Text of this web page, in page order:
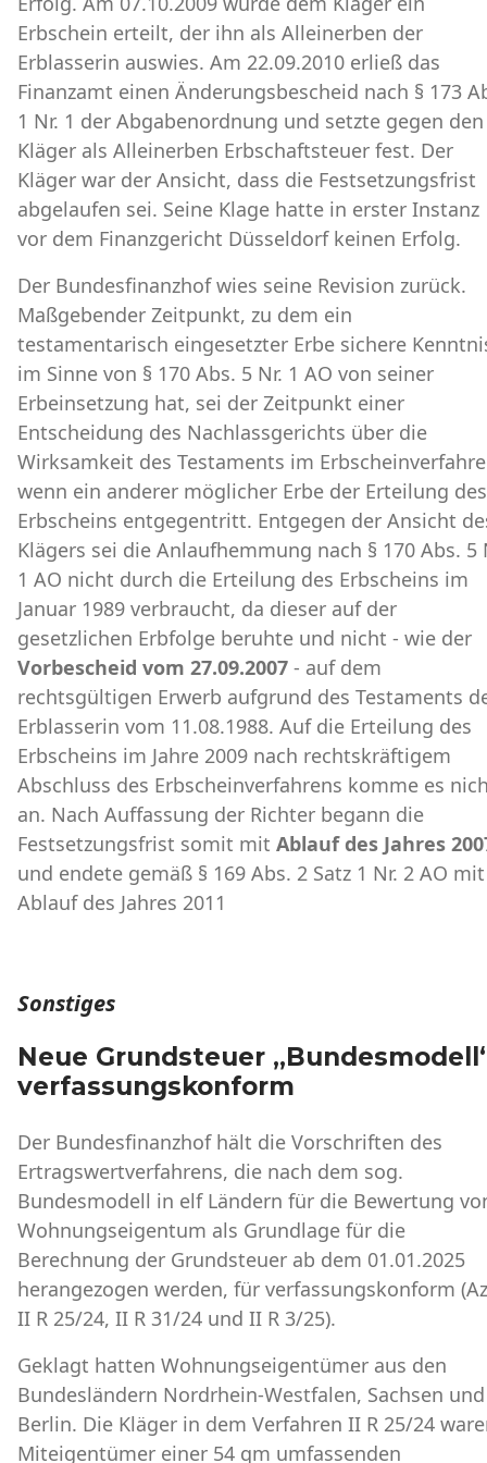
Erbschein erteilt, der ihn als Alleinerben der
Erblasserin auswies. Am 22.09.2010 erließ das
Finanzamt einen Änderungsbescheid nach § 173
1 Nr. 1 der Abgabenordnung und setzte gegen den
Kläger als Alleinerben Erbschaftsteuer fest. Der
Kläger war der Ansicht, dass die Festsetzungsfrist
abgelaufen sei. Seine Klage hatte in erster Instanz
vor dem Finanzgericht Düsseldorf keinen Erfolg.
Der Bundesfinanzhof wies seine Revision zurück.
Maßgebender Zeitpunkt, zu dem ein
testamentarisch eingesetzter Erbe sichere
im Sinne von § 170 Abs. 5 Nr. 1 AO von seiner
Erbeinsetzung hat, sei der Zeitpunkt einer
Entscheidung des Nachlassgerichts über die
Wirksamkeit des Testaments im
wenn ein anderer möglicher Erbe der Erteilung des
Erbscheins entgegentritt. Entgegen der Ansicht
Klägers sei die Anlaufhemmung nach § 170 Abs. 5
1 AO nicht durch die Erteilung des Erbscheins im
Januar 1989 verbraucht, da dieser auf der
gesetzlichen Erbfolge beruhte und nicht - wie der
Vorbescheid vom 27.09.2007 - auf dem
rechtsgültigen Erwerb aufgrund des Testaments
Erblasserin vom 11.08.1988. Auf die Erteilung des
Erbscheins im Jahre 2009 nach rechtskräftigem
Abschluss des Erbscheinverfahrens komme es
an. Nach Auffassung der Richter begann die
Festsetzungsfrist somit mit Ablauf des Jahres
und endete gemäß § 169 Abs. 2 Satz 1 Nr. 2 AO mit
Ablauf des Jahres 2011
Sonstiges
Neue Grundsteuer
verfassungskonform
Der Bundesfinanzhof hält die Vorschriften des
Ertragswertverfahrens, die nach dem sog.
Bundesmodell in elf Ländern für die Bewertung
Wohnungseigentum als Grundlage für die
Berechnung der Grundsteuer ab dem 01.01.2025
herangezogen werden, für verfassungskonform
II R 25/24, II R 31/24 und II R 3/25).
Geklagt hatten Wohnungseigentümer aus den
Bundesländern Nordrhein-Westfalen, Sachsen und
Berlin. Die Kläger in dem Verfahren II R 25/24
Miteigentümer einer 54 qm umfassenden